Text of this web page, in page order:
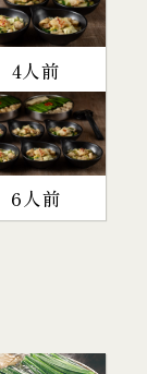
4人前
6人前